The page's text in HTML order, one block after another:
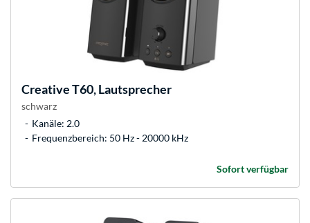
CreativeT60, Lautsprecher
schwarz
Kanäle: 2.0
Frequenzbereich: 50 Hz - 20000 kHz
Sofort verfügbar